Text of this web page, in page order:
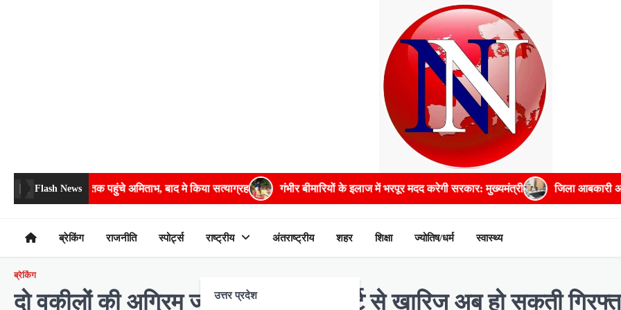
Flash News
पहुंचे अमिताभ, बाद मे किया सत्याग्रह गंभीर बीमारियों के इलाज में भरपूर मदद करेगी सरकार: मुख्यमंत्री जिला आबकारी अधिकारी सहित पांच
ब्रेकिंग राजनीति स्पोर्ट्स राष्ट्रीय
उत्तर प्रदेश
अंतराष्ट्रीय शहर शिक्षा ज्योतिष/धर्म स्वास्थ्य
ब्रेकिंग
दो वकीलों की अग्रिम जमानत अर्जी हाईकोर्ट से खारिज अब हो सकती